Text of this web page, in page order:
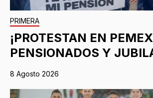
PRIMERA
¡PROTESTAN EN
PENSIONADOS Y
8 Agosto 2026